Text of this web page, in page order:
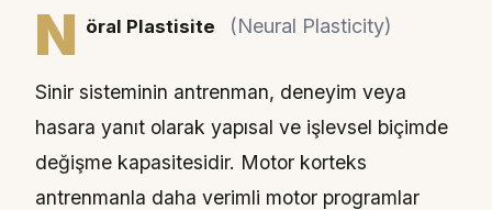
N öral Plastisite (Neural Plasticity)
Sinir sisteminin antrenman, deneyim veya
hasara yanıt olarak yapısal ve işlevsel biçimde
değişme kapasitesidir. Motor korteks
antrenmanla daha verimli motor programlar